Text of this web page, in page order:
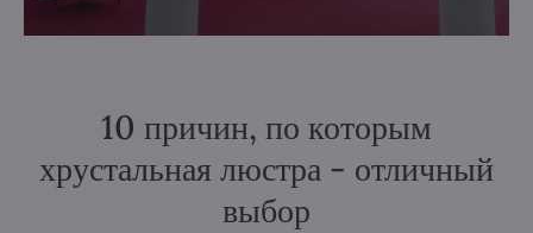
10 причин, по которым
хрустальная люстра - отличный
выбор